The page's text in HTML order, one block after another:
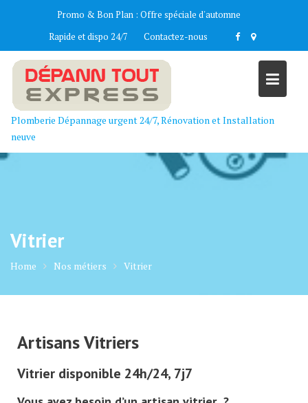
Promo & Bon Plan : Offre spéciale d'automne
Rapide et dispo 24/7
Contactez-nous
Plomberie Dépannage urgent 24/7, Rénovation et Installation
neuve
Vitrier
Home Nos métiers Vitrier
Artisans Vitriers
Vitrier disponible 24h/24, 7j7